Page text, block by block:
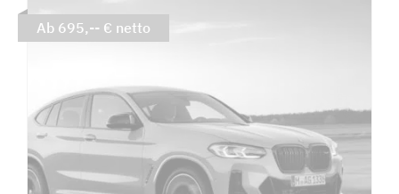
Ab 695,-- € netto